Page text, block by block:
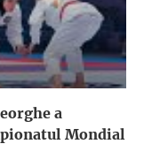
a
Mondial